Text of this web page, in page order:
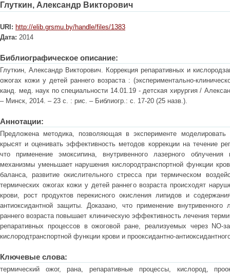
Глуткин, Александр Викторович
URI: http://elib.grsmu.by/handle/files/1383
Дата: 2014
Библиографическое описание:
Глуткин, Александр Викторович. Коррекция репаративных и
ожогах кожи у детей раннего возраста : (экспериментально-
канд. мед. наук по специальности 14.01.19 - детская хирургия /
– Минск, 2014. – 23 с. : рис. – Библиогр.: с. 17-20 (25 назв.).
Аннотации:
Предложена методика, позволяющая в эксперименте
крысят и оценивать эффективность методов коррекции на течение
что применение эмоксипина, внутривенного лазерного
механизмы уменьшает нарушения кислородтранспортной функции
баланса, развитие окислительного стресса при термическом
термических ожогах кожи у детей раннего возраста происходят
крови, рост продуктов перекисного окисления липидов и
антиоксидантной защиты. Доказано, что применение внутривенного
раннего возраста повышает клиническую эффективность лечения
репаративных процессов в ожоговой ране, реализуемых через NO-
кислородтранспортной функции крови и прооксидантно-
Ключевые слова:
термический ожог, рана, репаративные процессы, кислород,